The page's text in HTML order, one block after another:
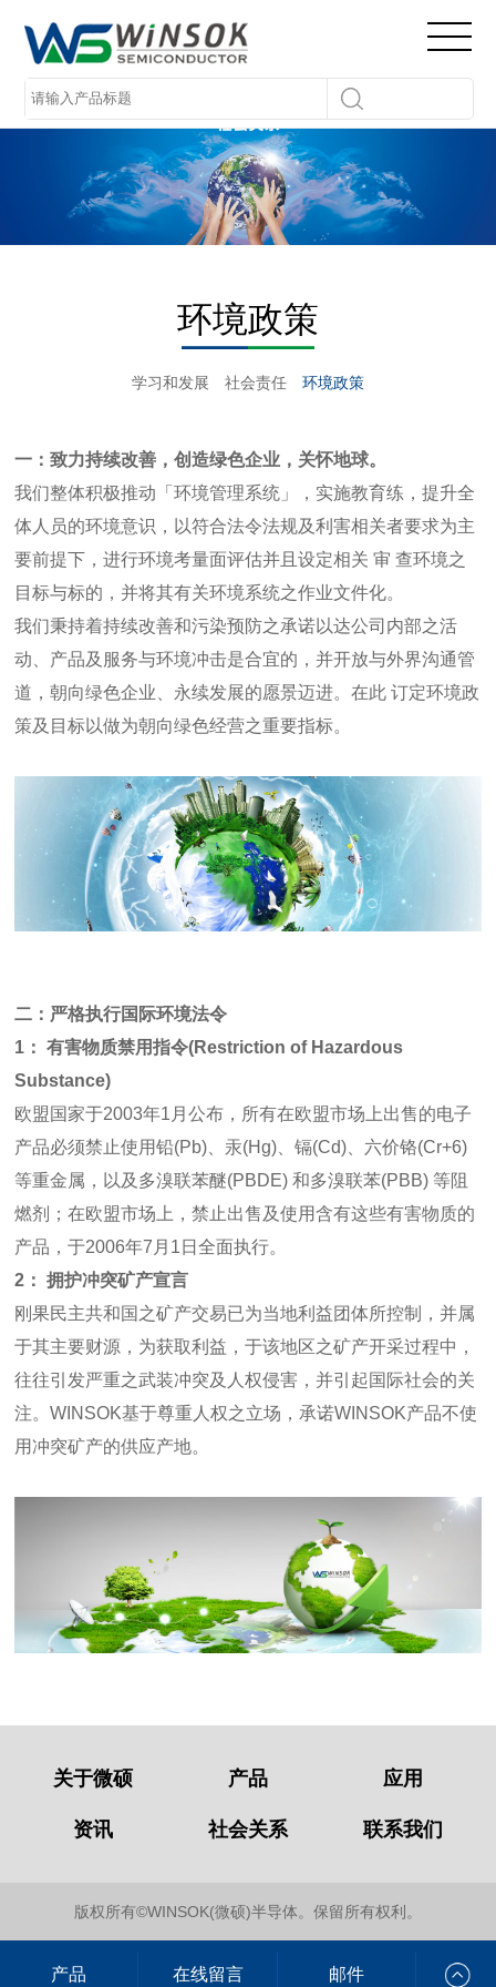
环境政策
学习和发展 社会责任 环境政策
一：致力持续改善，创造绿色企业，关怀地球。
我们整体积极推动「环境管理系统」，实施教育练，提升全
体人员的环境意识，以符合法令法规及利害相关者要求为主
要前提下，进行环境考量面评估并且设定相关 审 查环境之
目标与标的，并将其有关环境系统之作业文件化。
我们秉持着持续改善和污染预防之承诺以达公司内部之活
动、产品及服务与环境冲击是合宜的，并开放与外界沟通管
道，朝向绿色企业、永续发展的愿景迈进。在此 订定环境政
策及目标以做为朝向绿色经营之重要指标。
二：严格执行国际环境法令
1： 有害物质禁用指令(Restriction of Hazardous
Substance)
欧盟国家于2003年1月公布，所有在欧盟市场上出售的电子
产品必须禁止使用铅(Pb)、汞(Hg)、镉(Cd)、六价铬(Cr+6)
等重金属，以及多溴联苯醚(PBDE) 和多溴联苯(PBB) 等阻
燃剂；在欧盟市场上，禁止出售及使用含有这些有害物质的
产品，于2006年7月1日全面执行。
2： 拥护冲突矿产宣言
刚果民主共和国之矿产交易已为当地利益团体所控制，并属
于其主要财源，为获取利益，于该地区之矿产开采过程中，
往往引发严重之武装冲突及人权侵害，并引起国际社会的关
注。WINSOK基于尊重人权之立场，承诺WINSOK产品不使
用冲突矿产的供应产地。
关于微硕 产品 应用
资讯 社会关系 联系我们
版权所有©WINSOK(微硕)半导体。保留所有权利。
产品 在线留言 邮件